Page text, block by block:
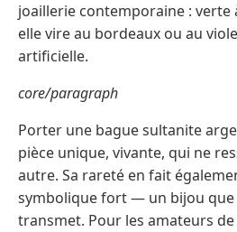
joaillerie contemporaine : verte
elle vire au bordeaux ou au
artificielle.
core/paragraph
Porter une bague sultanite
pièce unique, vivante, qui ne
autre. Sa rareté en fait
symbolique fort — un bijou que
transmet. Pour les amateurs